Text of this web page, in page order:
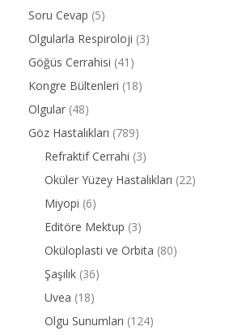
Soru Cevap (5)
Olgularla Respiroloji (3)
Göğüs Cerrahisi (41)
Kongre Bültenleri (18)
Olgular (48)
Göz Hastalıkları (789)
Refraktif Cerrahi (3)
Oküler Yüzey Hastalıkları (22)
Miyopi (6)
Editöre Mektup (3)
Oküloplasti ve Orbita (80)
Şaşılık (36)
Uvea (18)
Olgu Sunumları (124)